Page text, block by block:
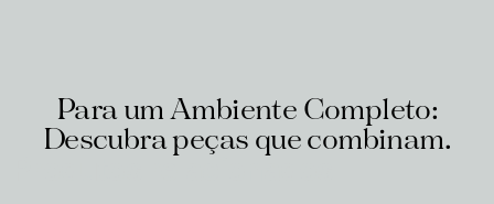
Para um Ambiente Completo:
Descubra peças que combinam.